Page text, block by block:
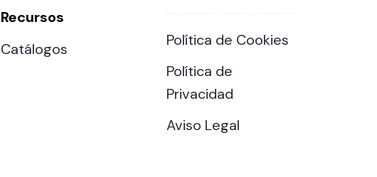
Recursos
Catálogos
Política de Cookies
Política de
Privacidad
Aviso Legal